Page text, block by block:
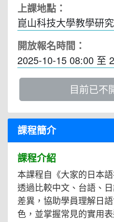
上課地點：
崑山科技大學教學研
開放報名時間：
2025-10-15 08:00 至
目前已不
課程簡介
課程介紹
本課程自《大家的日本
透過比較中文、台語、
差異，協助學員理解日
色，並掌握常見的實用